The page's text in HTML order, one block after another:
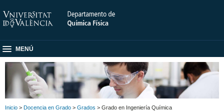
MENÚ
Inicio > Docencia en Grado > Grados > Grado en Ingeniería Química